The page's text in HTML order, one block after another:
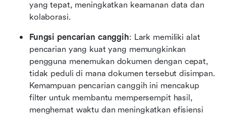
yang tepat, meningkatkan keamanan data dan
kolaborasi.
Fungsi pencarian canggih: Lark memiliki alat
pencarian yang kuat yang memungkinkan
pengguna menemukan dokumen dengan cepat,
tidak peduli di mana dokumen tersebut disimpan.
Kemampuan pencarian canggih ini mencakup
filter untuk membantu mempersempit hasil,
menghemat waktu dan meningkatkan efisiensi